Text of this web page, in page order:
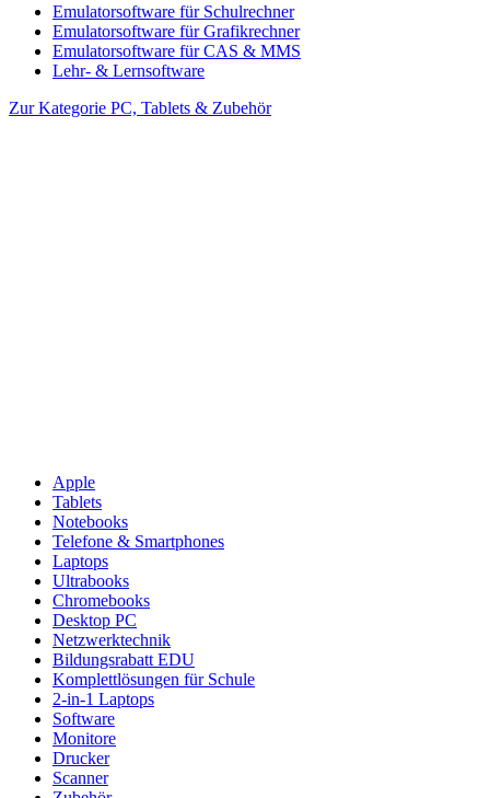
Emulatorsoftware für Schulrechner
Emulatorsoftware für Grafikrechner
Emulatorsoftware für CAS & MMS
Lehr- & Lernsoftware
Zur Kategorie PC, Tablets & Zubehör
Apple
Tablets
Notebooks
Telefone & Smartphones
Laptops
Ultrabooks
Chromebooks
Desktop PC
Netzwerktechnik
Bildungsrabatt EDU
Komplettlösungen für Schule
2-in-1 Laptops
Software
Monitore
Drucker
Scanner